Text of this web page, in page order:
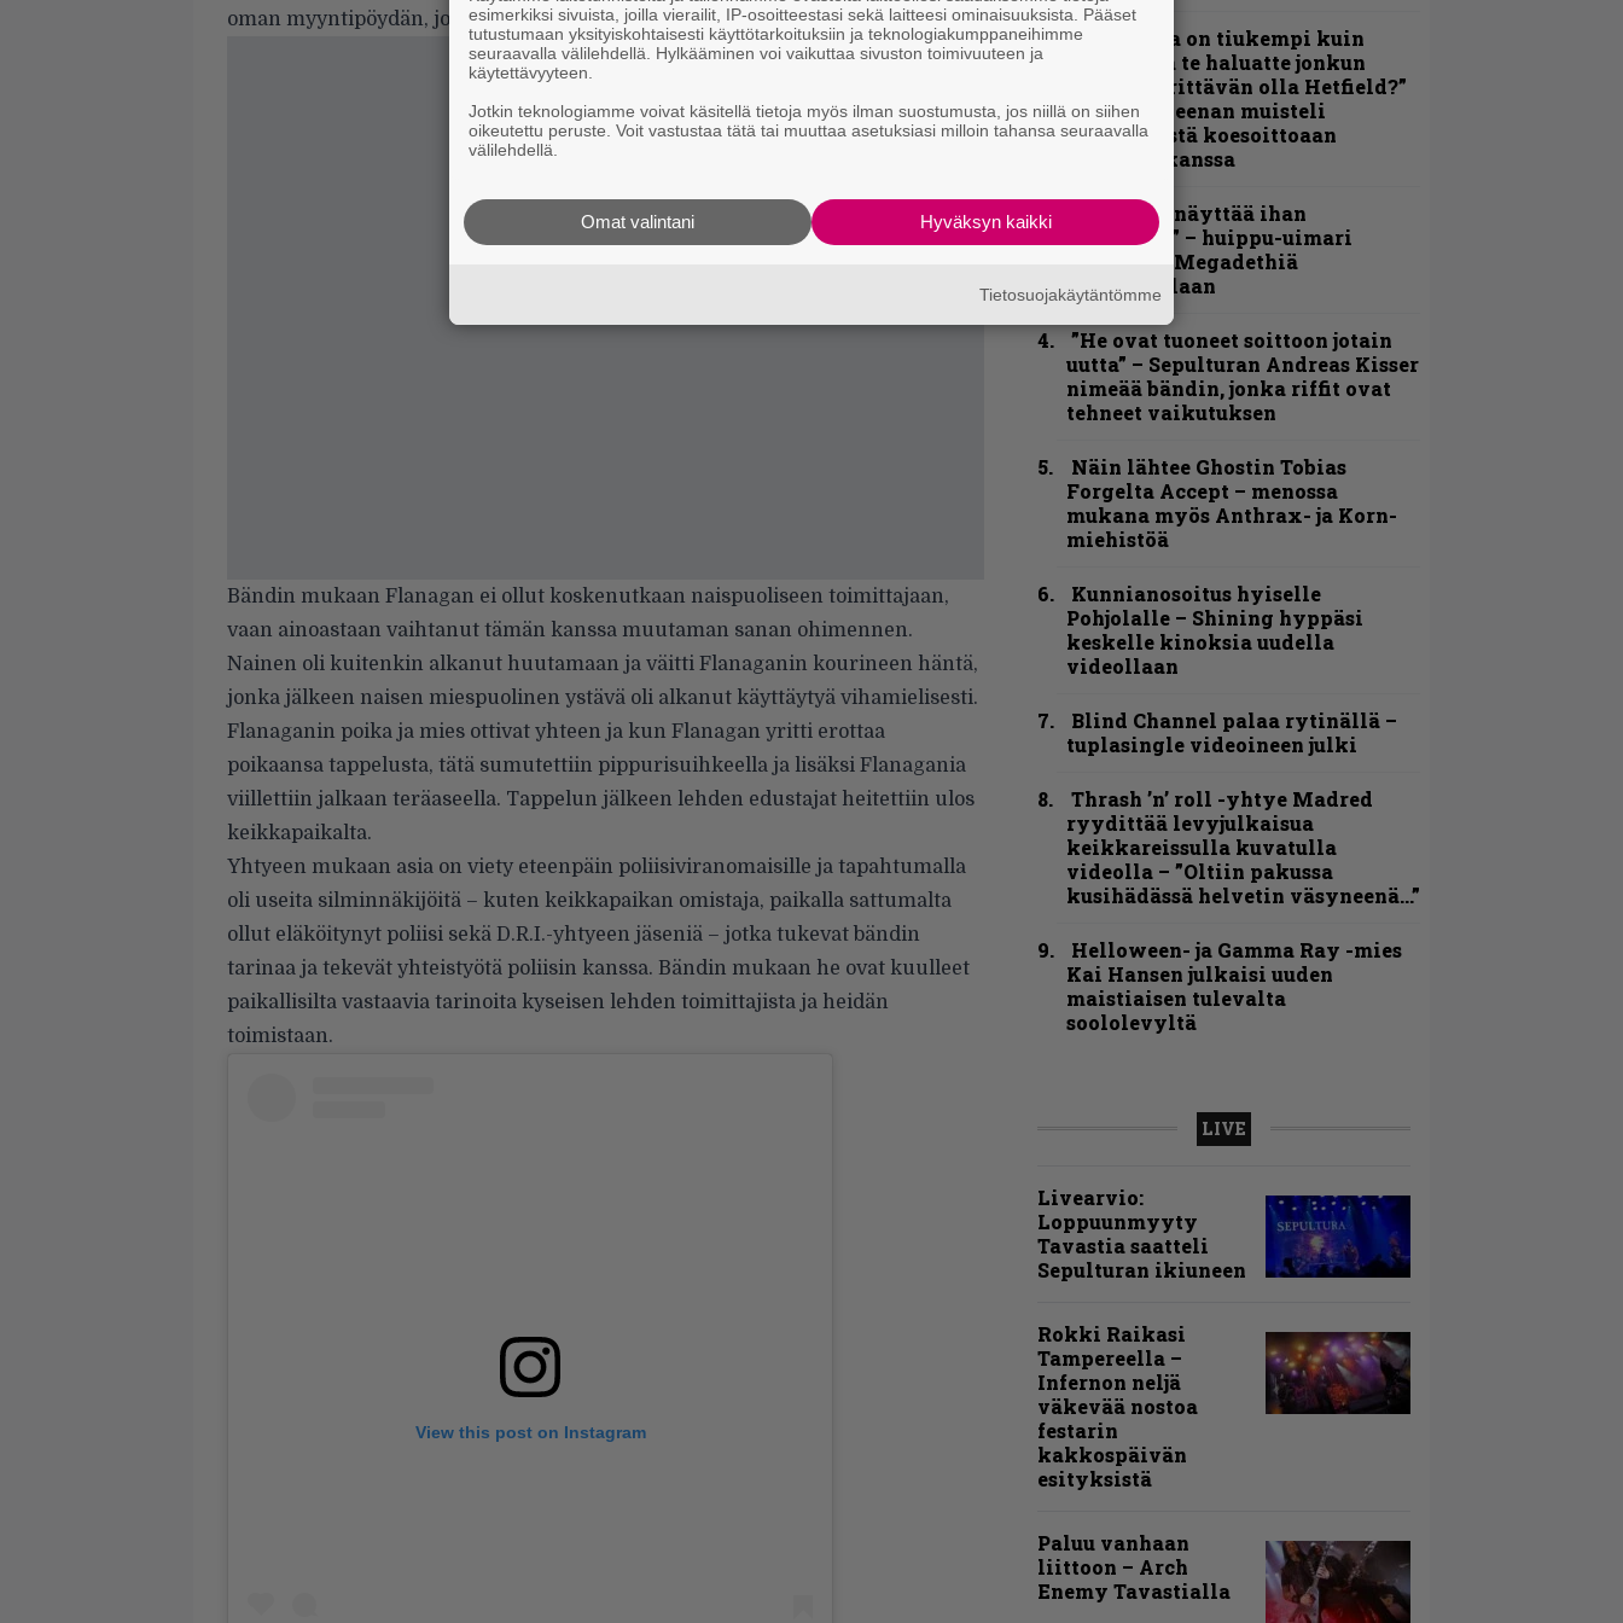
oman myyntipöydän, jossa nämä mainostivat ja myivät lehtiään.
Bändin mukaan Flanagan ei ollut koskenutkaan naispuoliseen toimittajaan,
vaan ainoastaan vaihtanut tämän kanssa muutaman sanan ohimennen.
Nainen oli kuitenkin alkanut huutamaan ja väitti Flanaganin kourineen häntä,
jonka jälkeen naisen miespuolinen ystävä oli alkanut käyttäytyä vihamielisesti.
Flanaganin poika ja mies ottivat yhteen ja kun Flanagan yritti erottaa
poikaansa tappelusta, tätä sumutettiin pippurisuihkeella ja lisäksi Flanagania
viillettiin jalkaan teräaseella. Tappelun jälkeen lehden edustajat heitettiin ulos
keikkapaikalta.
Yhtyeen mukaan asia on viety eteenpäin poliisiviranomaisille ja tapahtumalla
oli useita silminnäkijöitä – kuten keikkapaikan omistaja, paikalla sattumalta
ollut eläköitynyt poliisi sekä D.R.I.-yhtyeen jäseniä – jotka tukevat bändin
tarinaa ja tekevät yhteistyötä poliisin kanssa. Bändin mukaan he ovat kuulleet
paikallisilta vastaavia tarinoita kyseisen lehden toimittajista ja heidän
toimistaan.
View this post on Instagram
”Metallica on tiukempi kuin
koskaan ja te haluatte jonkun
nulikan yrittävän olla Hetfield?”
– Pepper Keenan muisteli
ensimmäistä koesoittoaan
hevijätin kanssa
”Mitalini näyttää ihan
plektralta” – huippu-uimari
jamittelee Megadethiä
palkinnollaan
”He ovat tuoneet soittoon jotain
uutta” – Sepulturan Andreas Kisser
nimeää bändin, jonka riffit ovat
tehneet vaikutuksen
Näin lähtee Ghostin Tobias
Forgelta Accept – menossa
mukana myös Anthrax- ja Korn-
miehistöä
Kunnianosoitus hyiselle
Pohjolalle – Shining hyppäsi
keskelle kinoksia uudella
videollaan
Blind Channel palaa rytinällä –
tuplasingle videoineen julki
Thrash ’n’ roll -yhtye Madred
ryydittää levyjulkaisua
keikkareissulla kuvatulla
videolla – ”Oltiin pakussa
kusihädässä helvetin väsyneenä…”
Helloween- ja Gamma Ray -mies
Kai Hansen julkaisi uuden
maistiaisen tulevalta
soololevyltä
LIVE
Livearvio:
Loppuunmyyty
Tavastia saatteli
Sepulturan ikiuneen
Rokki Raikasi
Tampereella –
Infernon neljä
väkevää nostoa
festarin
kakkospäivän
esityksistä
Paluu vanhaan
liittoon – Arch
Enemy Tavastialla
esimerkiksi sivuista, joilla vierailit, IP-osoitteestasi sekä laitteesi ominaisuuksista. Pääset
tutustumaan yksityiskohtaisesti käyttötarkoituksiin ja teknologiakumppaneihimme
seuraavalla välilehdellä. Hylkääminen voi vaikuttaa sivuston toimivuuteen ja
käytettävyyteen.
Jotkin teknologiamme voivat käsitellä tietoja myös ilman suostumusta, jos niillä on siihen
oikeutettu peruste. Voit vastustaa tätä tai muuttaa asetuksiasi milloin tahansa seuraavalla
välilehdellä.
Hyväksyn kaikki
Omat valintani
Tietosuojakäytäntömme